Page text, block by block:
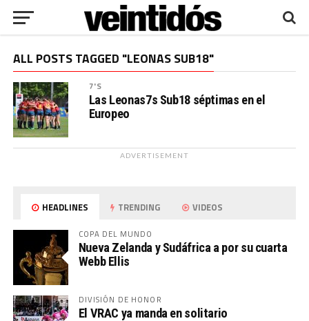
ALL POSTS TAGGED "LEONAS SUB18"
7'S
Las Leonas7s Sub18 séptimas en el
Europeo
ADVERTISEMENT
HEADLINES TRENDING VIDEOS
COPA DEL MUNDO
Nueva Zelanda y Sudáfrica a por su cuarta
Webb Ellis
DIVISIÓN DE HONOR
El VRAC ya manda en solitario